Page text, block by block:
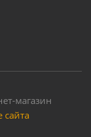
магазин
сайта